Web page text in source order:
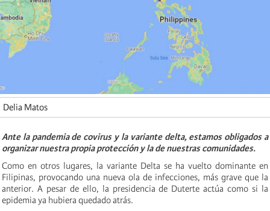
Delia Matos
Ante la pandemia de covirus y la variante delta, estamos obligados a
organizar nuestra propia protección y la de nuestras comunidades.
Como en otros lugares, la variante Delta se ha vuelto dominante en
Filipinas, provocando una nueva ola de infecciones, más grave que la
anterior. A pesar de ello, la presidencia de Duterte actúa como si la
epidemia ya hubiera quedado atrás.